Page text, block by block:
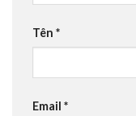
Tên *
Email *